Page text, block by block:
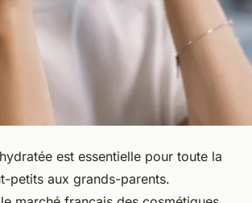
est essentielle pour toute la
petits aux grands-parents.